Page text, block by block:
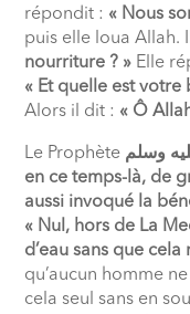
répondit : « Nous
puis elle loua Allah.
nourriture ? » Elle
« Et quelle est votre
Alors il dit : « Ô
Le Prophète وسلم
en ce temps-là, de
aussi invoqué la
« Nul, hors de La
d’eau sans que
qu’aucun homme
cela seul sans en